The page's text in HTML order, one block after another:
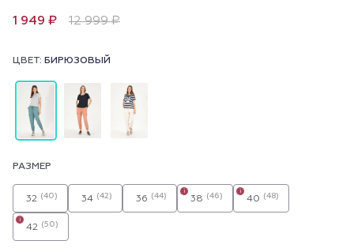
1 949 ₽ 12 999 ₽
ЦВЕТ: БИРЮЗОВЫЙ
РАЗМЕР
32 (40) 34 (42) 36 (44) 38 (46)
i
40 (48)
i
42 (50)
i